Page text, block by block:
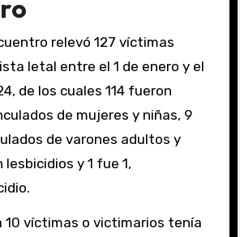
relevó 127 víctimas
letal entre el 1 de enero y el
de los cuales 114 fueron
de mujeres y niñas, 9
de varones adultos y
y 1 fue 1,
10 víctimas o victimarios tenía